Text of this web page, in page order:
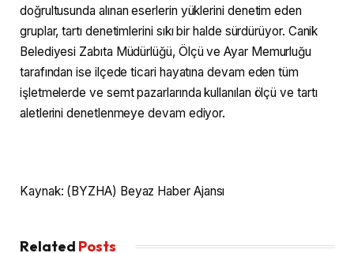
doğrultusunda alınan eserlerin yüklerini denetim eden
gruplar, tartı denetimlerini sıkı bir halde sürdürüyor. Canik
Belediyesi Zabıta Müdürlüğü, Ölçü ve Ayar Memurluğu
tarafından ise ilçede ticari hayatına devam eden tüm
işletmelerde ve semt pazarlarında kullanılan ölçü ve tartı
aletlerini denetlenmeye devam ediyor.
Kaynak: (BYZHA) Beyaz Haber Ajansı
Related Posts